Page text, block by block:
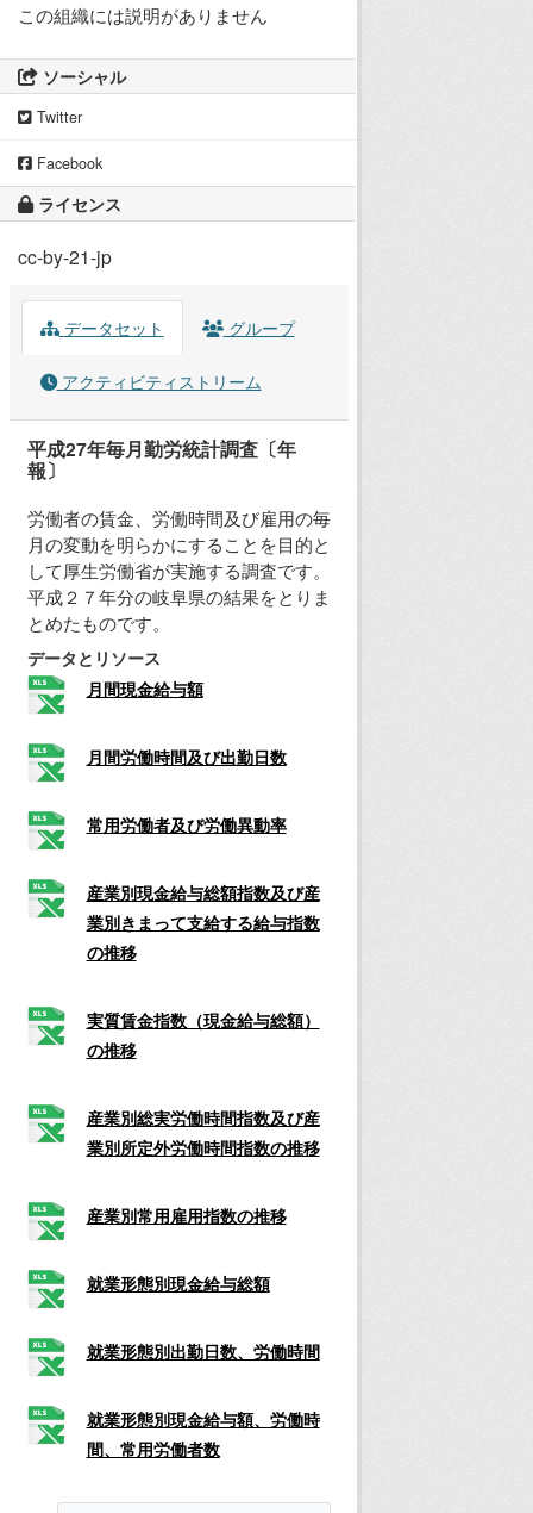
この組織には説明がありません
ソーシャル
Twitter
Facebook
ライセンス
cc-by-21-jp
データセット グループ
アクティビティストリーム
平成27年毎月勤労統計調査〔年
報〕
労働者の賃金、労働時間及び雇用の毎
月の変動を明らかにすることを目的と
して厚生労働省が実施する調査です。
平成２７年分の岐阜県の結果をとりま
とめたものです。
データとリソース
月間現金給与額
月間労働時間及び出勤日数
常用労働者及び労働異動率
産業別現金給与総額指数及び産
業別きまって支給する給与指数
の推移
実質賃金指数（現金給与総額）
の推移
産業別総実労働時間指数及び産
業別所定外労働時間指数の推移
産業別常用雇用指数の推移
就業形態別現金給与総額
就業形態別出勤日数、労働時間
就業形態別現金給与額、労働時
間、常用労働者数